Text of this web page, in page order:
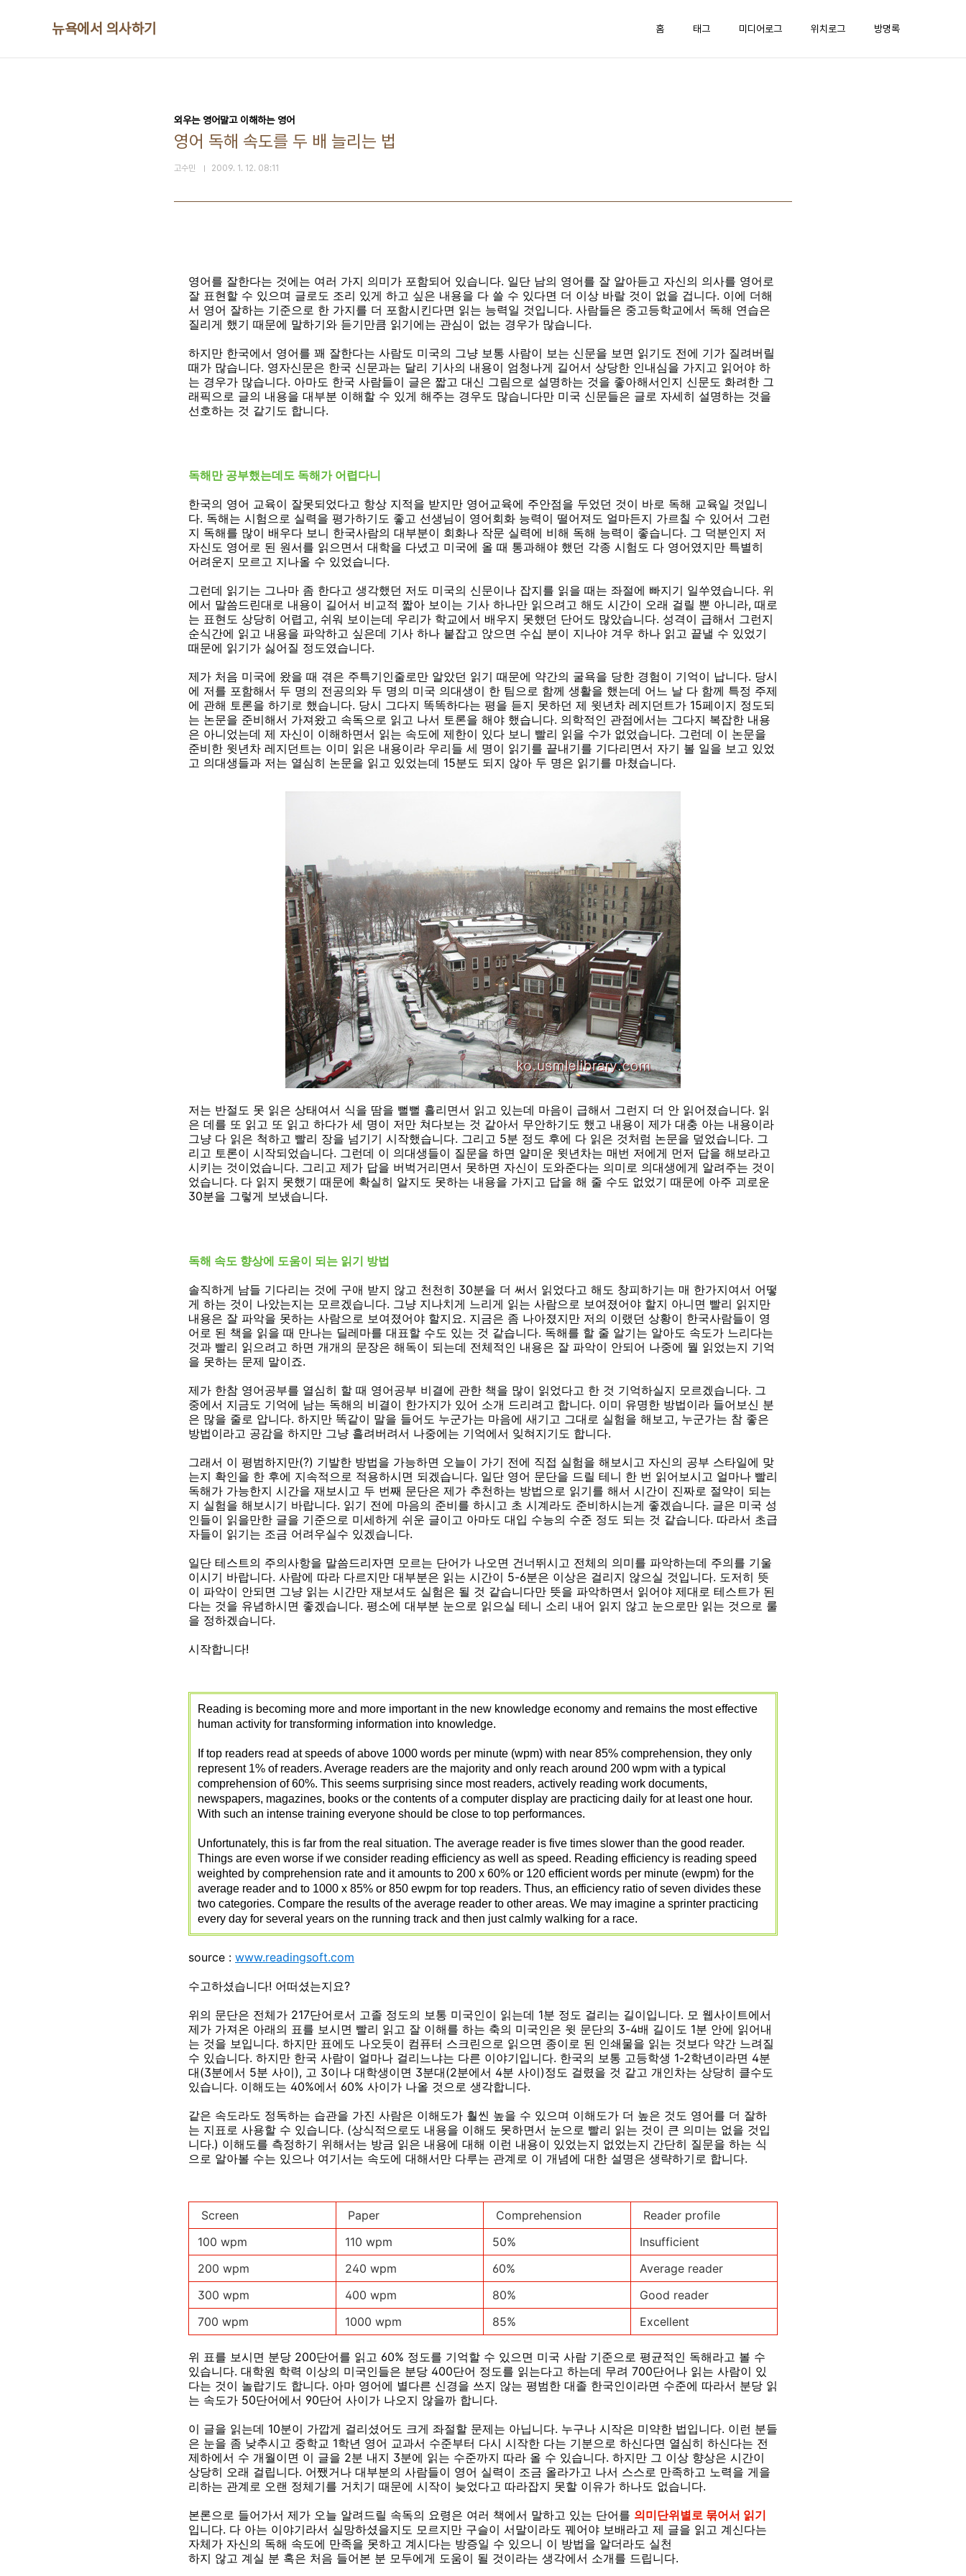
뉴욕에서 의사하기 홈 태그 미디어로그 위치로그 방명록
외우는 영어말고 이해하는 영어
영어 독해 속도를 두 배 늘리는 법
고수민 2009. 1. 12. 08:11
영어를 잘한다는 것에는 여러 가지 의미가 포함되어 있습니다. 일단 남의 영어를 잘 알아듣고 자신의 의사를 영어로
잘 표현할 수 있으며 글로도 조리 있게 하고 싶은 내용을 다 쓸 수 있다면 더 이상 바랄 것이 없을 겁니다. 이에 더해
서 영어 잘하는 기준으로 한 가지를 더 포함시킨다면 읽는 능력일 것입니다. 사람들은 중고등학교에서 독해 연습은
질리게 했기 때문에 말하기와 듣기만큼 읽기에는 관심이 없는 경우가 많습니다.
하지만 한국에서 영어를 꽤 잘한다는 사람도 미국의 그냥 보통 사람이 보는 신문을 보면 읽기도 전에 기가 질려버릴
때가 많습니다. 영자신문은 한국 신문과는 달리 기사의 내용이 엄청나게 길어서 상당한 인내심을 가지고 읽어야 하
는 경우가 많습니다. 아마도 한국 사람들이 글은 짧고 대신 그림으로 설명하는 것을 좋아해서인지 신문도 화려한 그
래픽으로 글의 내용을 대부분 이해할 수 있게 해주는 경우도 많습니다만 미국 신문들은 글로 자세히 설명하는 것을
선호하는 것 같기도 합니다.
독해만 공부했는데도 독해가 어렵다니
한국의 영어 교육이 잘못되었다고 항상 지적을 받지만 영어교육에 주안점을 두었던 것이 바로 독해 교육일 것입니
다. 독해는 시험으로 실력을 평가하기도 좋고 선생님이 영어회화 능력이 떨어져도 얼마든지 가르칠 수 있어서 그런
지 독해를 많이 배우다 보니 한국사람의 대부분이 회화나 작문 실력에 비해 독해 능력이 좋습니다. 그 덕분인지 저
자신도 영어로 된 원서를 읽으면서 대학을 다녔고 미국에 올 때 통과해야 했던 각종 시험도 다 영어였지만 특별히
어려운지 모르고 지나올 수 있었습니다.
그런데 읽기는 그나마 좀 한다고 생각했던 저도 미국의 신문이나 잡지를 읽을 때는 좌절에 빠지기 일쑤였습니다. 위
에서 말씀드린대로 내용이 길어서 비교적 짧아 보이는 기사 하나만 읽으려고 해도 시간이 오래 걸릴 뿐 아니라, 때로
는 표현도 상당히 어렵고, 쉬워 보이는데 우리가 학교에서 배우지 못했던 단어도 많았습니다. 성격이 급해서 그런지
순식간에 읽고 내용을 파악하고 싶은데 기사 하나 붙잡고 앉으면 수십 분이 지나야 겨우 하나 읽고 끝낼 수 있었기
때문에 읽기가 싫어질 정도였습니다.
제가 처음 미국에 왔을 때 겪은 주특기인줄로만 알았던 읽기 때문에 약간의 굴욕을 당한 경험이 기억이 납니다. 당시
에 저를 포함해서 두 명의 전공의와 두 명의 미국 의대생이 한 팀으로 함께 생활을 했는데 어느 날 다 함께 특정 주제
에 관해 토론을 하기로 했습니다. 당시 그다지 똑똑하다는 평을 듣지 못하던 제 윗년차 레지던트가 15페이지 정도되
는 논문을 준비해서 가져왔고 속독으로 읽고 나서 토론을 해야 했습니다. 의학적인 관점에서는 그다지 복잡한 내용
은 아니었는데 제 자신이 이해하면서 읽는 속도에 제한이 있다 보니 빨리 읽을 수가 없었습니다. 그런데 이 논문을
준비한 윗년차 레지던트는 이미 읽은 내용이라 우리들 세 명이 읽기를 끝내기를 기다리면서 자기 볼 일을 보고 있었
고 의대생들과 저는 열심히 논문을 읽고 있었는데 15분도 되지 않아 두 명은 읽기를 마쳤습니다.
저는 반절도 못 읽은 상태여서 식을 땀을 뻘뻘 흘리면서 읽고 있는데 마음이 급해서 그런지 더 안 읽어졌습니다. 읽
은 데를 또 읽고 또 읽고 하다가 세 명이 저만 쳐다보는 것 같아서 무안하기도 했고 내용이 제가 대충 아는 내용이라
그냥 다 읽은 척하고 빨리 장을 넘기기 시작했습니다. 그리고 5분 정도 후에 다 읽은 것처럼 논문을 덮었습니다. 그
리고 토론이 시작되었습니다. 그런데 이 의대생들이 질문을 하면 얄미운 윗년차는 매번 저에게 먼저 답을 해보라고
시키는 것이었습니다. 그리고 제가 답을 버벅거리면서 못하면 자신이 도와준다는 의미로 의대생에게 알려주는 것이
었습니다. 다 읽지 못했기 때문에 확실히 알지도 못하는 내용을 가지고 답을 해 줄 수도 없었기 때문에 아주 괴로운
30분을 그렇게 보냈습니다.
독해 속도 향상에 도움이 되는 읽기 방법
솔직하게 남들 기다리는 것에 구애 받지 않고 천천히 30분을 더 써서 읽었다고 해도 창피하기는 매 한가지여서 어떻
게 하는 것이 나았는지는 모르겠습니다. 그냥 지나치게 느리게 읽는 사람으로 보여졌어야 할지 아니면 빨리 읽지만
내용은 잘 파악을 못하는 사람으로 보여졌어야 할지요. 지금은 좀 나아졌지만 저의 이랬던 상황이 한국사람들이 영
어로 된 책을 읽을 때 만나는 딜레마를 대표할 수도 있는 것 같습니다. 독해를 할 줄 알기는 알아도 속도가 느리다는
것과 빨리 읽으려고 하면 개개의 문장은 해독이 되는데 전체적인 내용은 잘 파악이 안되어 나중에 뭘 읽었는지 기억
을 못하는 문제 말이죠.
제가 한참 영어공부를 열심히 할 때 영어공부 비결에 관한 책을 많이 읽었다고 한 것 기억하실지 모르겠습니다. 그
중에서 지금도 기억에 남는 독해의 비결이 한가지가 있어 소개 드리려고 합니다. 이미 유명한 방법이라 들어보신 분
은 많을 줄로 압니다. 하지만 똑같이 말을 들어도 누군가는 마음에 새기고 그대로 실험을 해보고, 누군가는 참 좋은
방법이라고 공감을 하지만 그냥 흘려버려서 나중에는 기억에서 잊혀지기도 합니다.
그래서 이 평범하지만(?) 기발한 방법을 가능하면 오늘이 가기 전에 직접 실험을 해보시고 자신의 공부 스타일에 맞
는지 확인을 한 후에 지속적으로 적용하시면 되겠습니다. 일단 영어 문단을 드릴 테니 한 번 읽어보시고 얼마나 빨리
독해가 가능한지 시간을 재보시고 두 번째 문단은 제가 추천하는 방법으로 읽기를 해서 시간이 진짜로 절약이 되는
지 실험을 해보시기 바랍니다. 읽기 전에 마음의 준비를 하시고 초 시계라도 준비하시는게 좋겠습니다. 글은 미국 성
인들이 읽을만한 글을 기준으로 미세하게 쉬운 글이고 아마도 대입 수능의 수준 정도 되는 것 같습니다. 따라서 초급
자들이 읽기는 조금 어려우실수 있겠습니다.
일단 테스트의 주의사항을 말씀드리자면 모르는 단어가 나오면 건너뛰시고 전체의 의미를 파악하는데 주의를 기울
이시기 바랍니다. 사람에 따라 다르지만 대부분은 읽는 시간이 5-6분은 이상은 걸리지 않으실 것입니다. 도저히 뜻
이 파악이 안되면 그냥 읽는 시간만 재보셔도 실험은 될 것 같습니다만 뜻을 파악하면서 읽어야 제대로 테스트가 된
다는 것을 유념하시면 좋겠습니다. 평소에 대부분 눈으로 읽으실 테니 소리 내어 읽지 않고 눈으로만 읽는 것으로 룰
을 정하겠습니다.
시작합니다!
Reading is becoming more and more important in the new knowledge economy and remains the most effective
human activity for transforming information into knowledge.
If top readers read at speeds of above 1000 words per minute (wpm) with near 85% comprehension, they only
represent 1% of readers. Average readers are the majority and only reach around 200 wpm with a typical
comprehension of 60%. This seems surprising since most readers, actively reading work documents,
newspapers, magazines, books or the contents of a computer display are practicing daily for at least one hour.
With such an intense training everyone should be close to top performances.
Unfortunately, this is far from the real situation. The average reader is five times slower than the good reader.
Things are even worse if we consider reading efficiency as well as speed. Reading efficiency is reading speed
weighted by comprehension rate and it amounts to 200 x 60% or 120 efficient words per minute (ewpm) for the
average reader and to 1000 x 85% or 850 ewpm for top readers. Thus, an efficiency ratio of seven divides these
two categories. Compare the results of the average reader to other areas. We may imagine a sprinter practicing
every day for several years on the running track and then just calmly walking for a race.
source : www.readingsoft.com
수고하셨습니다! 어떠셨는지요?
위의 문단은 전체가 217단어로서 고졸 정도의 보통 미국인이 읽는데 1분 정도 걸리는 길이입니다. 모 웹사이트에서
제가 가져온 아래의 표를 보시면 빨리 읽고 잘 이해를 하는 축의 미국인은 윗 문단의 3-4배 길이도 1분 안에 읽어내
는 것을 보입니다. 하지만 표에도 나오듯이 컴퓨터 스크린으로 읽으면 종이로 된 인쇄물을 읽는 것보다 약간 느려질
수 있습니다. 하지만 한국 사람이 얼마나 걸리느냐는 다른 이야기입니다. 한국의 보통 고등학생 1-2학년이라면 4분
대(3분에서 5분 사이), 고 3이나 대학생이면 3분대(2분에서 4분 사이)정도 걸렸을 것 같고 개인차는 상당히 클수도
있습니다. 이해도는 40%에서 60% 사이가 나올 것으로 생각합니다.
같은 속도라도 정독하는 습관을 가진 사람은 이해도가 훨씬 높을 수 있으며 이해도가 더 높은 것도 영어를 더 잘하
는 지표로 사용할 수 있습니다. (상식적으로도 내용을 이해도 못하면서 눈으로 빨리 읽는 것이 큰 의미는 없을 것입
니다.) 이해도를 측정하기 위해서는 방금 읽은 내용에 대해 이런 내용이 있었는지 없었는지 간단히 질문을 하는 식
으로 알아볼 수는 있으나 여기서는 속도에 대해서만 다루는 관계로 이 개념에 대한 설명은 생략하기로 합니다.
Screen Paper Comprehension
Reader profile
100 wpm
110 wpm 50%
Insufficient
200 wpm
240 wpm 60%
Average reader
300 wpm
400 wpm 80%
Good reader
700 wpm
1000 wpm 85% Excellent
위 표를 보시면 분당 200단어를 읽고 60% 정도를 기억할 수 있으면 미국 사람 기준으로 평균적인 독해라고 볼 수
있습니다. 대학원 학력 이상의 미국인들은 분당 400단어 정도를 읽는다고 하는데 무려 700단어나 읽는 사람이 있
다는 것이 놀랍기도 합니다. 아마 영어에 별다른 신경을 쓰지 않는 평범한 대졸 한국인이라면 수준에 따라서 분당 읽
는 속도가 50단어에서 90단어 사이가 나오지 않을까 합니다.
이 글을 읽는데 10분이 가깝게 걸리셨어도 크게 좌절할 문제는 아닙니다. 누구나 시작은 미약한 법입니다. 이런 분들
은 눈을 좀 낮추시고 중학교 1학년 영어 교과서 수준부터 다시 시작한 다는 기분으로 하신다면 열심히 하신다는 전
제하에서 수 개월이면 이 글을 2분 내지 3분에 읽는 수준까지 따라 올 수 있습니다. 하지만 그 이상 향상은 시간이
상당히 오래 걸립니다. 어쨌거나 대부분의 사람들이 영어 실력이 조금 올라가고 나서 스스로 만족하고 노력을 게을
리하는 관계로 오랜 정체기를 거치기 때문에 시작이 늦었다고 따라잡지 못할 이유가 하나도 없습니다.
본론으로 들어가서 제가 오늘 알려드릴 속독의 요령은 여러 책에서 말하고 있는 단어를 의미단위별로 묶어서 읽기
입니다. 다 아는 이야기라서 실망하셨을지도 모르지만 구슬이 서말이라도 꿰어야 보배라고 제 글을 읽고 계신다는
자체가 자신의 독해 속도에 만족을 못하고 계시다는 방증일 수 있으니 이 방법을 알더라도 실천
하지 않고 계실 분 혹은 처음 들어본 분 모두에게 도움이 될 것이라는 생각에서 소개를 드립니다.